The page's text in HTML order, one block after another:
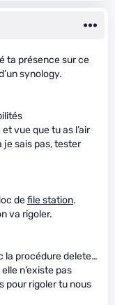
ta présence sur ce
synology.
vue que tu as l’air
je sais pas, tester
defile station.
va rigoler.
la procédure delete…
n’existe pas
pour rigoler tu nous